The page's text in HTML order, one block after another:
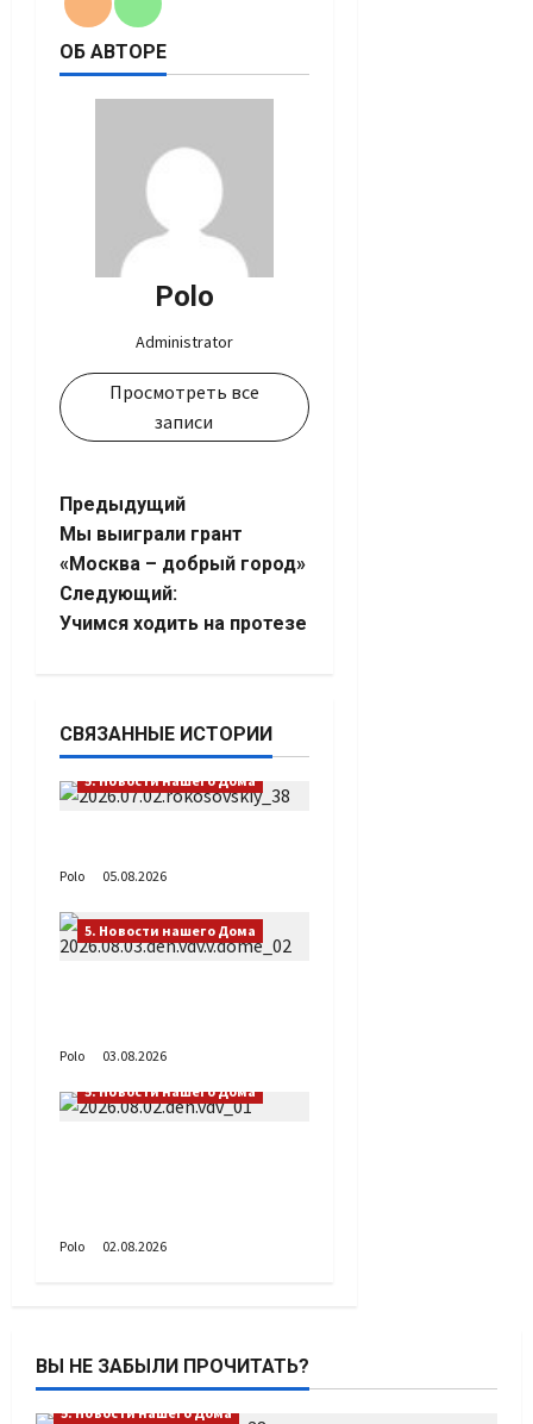
ОБ АВТОРЕ
Polo
Administrator
Просмотреть все
записи
Навигация
записи
Предыдущий
Мы выиграли грант
«Москва – добрый город»
Следующий:
Учимся ходить на протезе
СВЯЗАННЫЕ ИСТОРИИ
5. Новости нашего Дома
Polo 05.08.2026
5. Новости нашего Дома
Polo
03.08.2026
5. Новости нашего Дома
Polo 02.08.2026
ВЫ НЕ ЗАБЫЛИ ПРОЧИТАТЬ?
5. Новости нашего Дома